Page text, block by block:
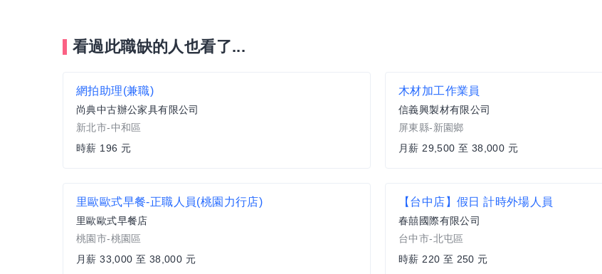
看過此職缺的人也看了...
網拍助理(兼職)
尚典中古辦公家具有限公司
新北市-中和區
時薪 196 元
木材加工作業員
信義興製材有限公司
屏東縣-新園鄉
月薪 29,500 至 38,000 元
里歐歐式早餐-正職人員(桃園力行店)
里歐歐式早餐店
桃園市-桃園區
月薪 33,000 至 38,000 元
【台中店】假日 計時外場人員
春囍國際有限公司
台中市-北屯區
時薪 220 至 250 元